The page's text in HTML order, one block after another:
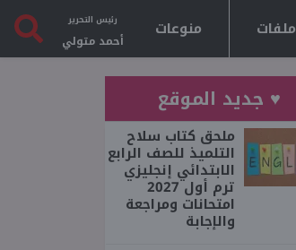
ملفات منوعات رئيس التحرير
أحمد متولي
♥ جديد الموقع
ملحق كتاب سلاح
التلميذ للصف الرابع
الابتدائي إنجليزي
ترم أول 2027
امتحانات ومراجعة
والإجابة